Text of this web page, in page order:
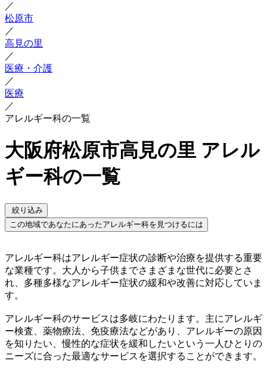
／
松原市
／
高見の里
／
医療・介護
／
医療
／
アレルギー科の一覧
大阪府松原市高見の里 アレル
ギー科の一覧
絞り込み
この地域であなたにあったアレルギー科を見つけるには
アレルギー科はアレルギー症状の診断や治療を提供する重要
な業種です。大人から子供までさまざまな世代に必要とさ
れ、多種多様なアレルギー症状の緩和や改善に対応していま
す。
アレルギー科のサービスは多岐にわたります。主にアレルギ
ー検査、薬物療法、免疫療法などがあり、アレルギーの原因
を知りたい、慢性的な症状を緩和したいという一人ひとりの
ニーズに合った最適なサービスを選択することができます。